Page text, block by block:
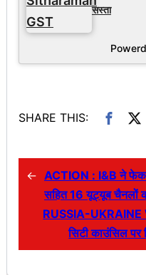
सस्ता
SHARE THIS:
← ACTION : I&B ने फेक
सहित 16 यूट्यूब चैनलों
RUSSIA-UKRAINE
सिटी काउंसिल